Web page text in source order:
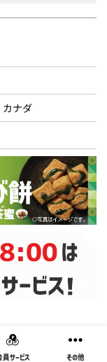
員サービス その他
カナダ